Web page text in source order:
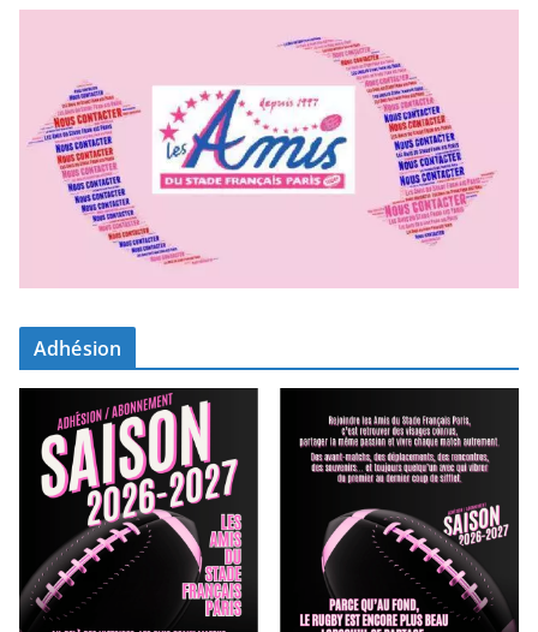
Adhésion